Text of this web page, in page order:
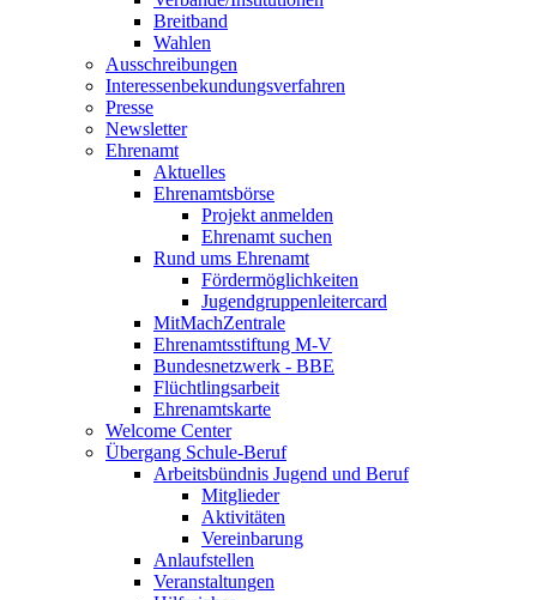
Breitband
Wahlen
Ausschreibungen
Interessen­bekundungsverfahren
Presse
Newsletter
Ehrenamt
Aktuelles
Ehrenamtsbörse
Projekt anmelden
Ehrenamt suchen
Rund ums Ehrenamt
Fördermöglichkeiten
Jugendgruppenleitercard
MitMachZentrale
Ehrenamtsstiftung M-V
Bundesnetzwerk - BBE
Flüchtlingsarbeit
Ehrenamtskarte
Welcome Center
Übergang Schule-Beruf
Arbeitsbündnis Jugend und Beruf
Mitglieder
Aktivitäten
Vereinbarung
Anlaufstellen
Veranstaltungen